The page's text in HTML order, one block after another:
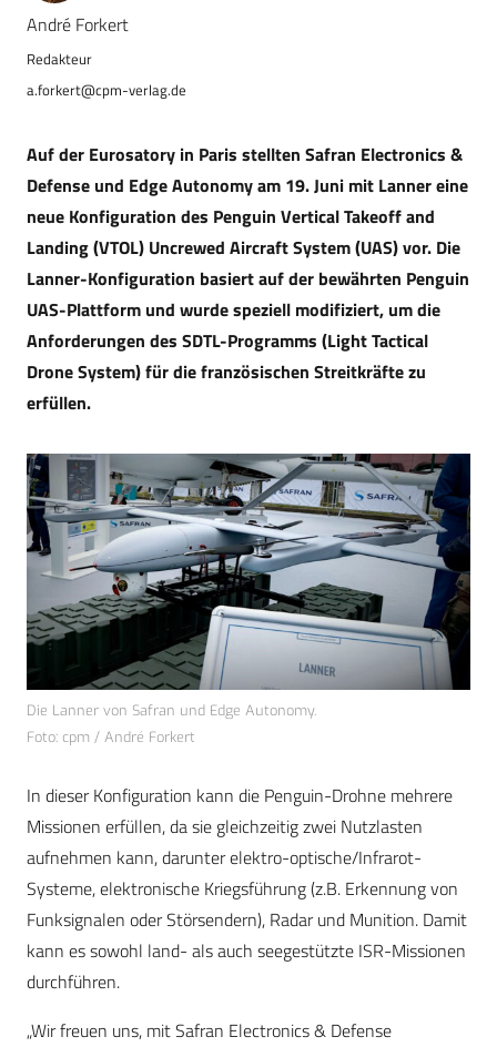
André Forkert
a.forkert@cpm-verlag.de
Auf der Eurosatory in Paris stellten Safran Electronics &
Defense und Edge Autonomy am 19. Juni mit Lanner eine
neue Konfiguration des Penguin Vertical Takeoff and
Landing (VTOL) Uncrewed Aircraft System (UAS) vor. Die
Lanner-Konfiguration basiert auf der bewährten Penguin
UAS-Plattform und wurde speziell modifiziert, um die
Anforderungen des SDTL-Programms (Light Tactical
Drone System) für die französischen Streitkräfte zu
erfüllen.
Die Lanner von Safran und Edge Autonomy.
Foto: cpm / André Forkert
In dieser Konfiguration kann die Penguin-Drohne mehrere
Missionen erfüllen, da sie gleichzeitig zwei Nutzlasten
aufnehmen kann, darunter elektro-optische/Infrarot-
Systeme, elektronische Kriegsführung (z.B. Erkennung von
Funksignalen oder Störsendern), Radar und Munition. Damit
kann es sowohl land- als auch seegestützte ISR-Missionen
durchführen.
„Wir freuen uns, mit Safran Electronics & Defense